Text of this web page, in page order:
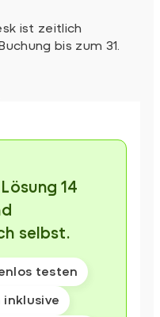
ist zeitlich
bis zum 31.
14
selbst.
testen